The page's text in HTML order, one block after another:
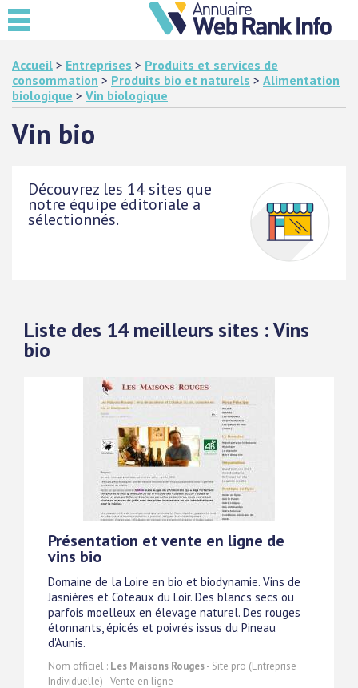
Accueil > Entreprises > Produits et services de
consommation > Produits bio et naturels > Alimentation
biologique > Vin biologique
Vin bio
Découvrez les 14 sites que
notre équipe éditoriale a
sélectionnés.
Liste des 14 meilleurs sites : Vins
bio
Présentation et vente en ligne de
vins bio
Domaine de la Loire en bio et biodynamie. Vins de
Jasnières et Coteaux du Loir. Des blancs secs ou
parfois moelleux en élevage naturel. Des rouges
étonnants, épicés et poivrés issus du Pineau
d'Aunis.
Nom officiel : Les Maisons Rouges- Site pro (Entreprise
Individuelle) - Vente en ligne